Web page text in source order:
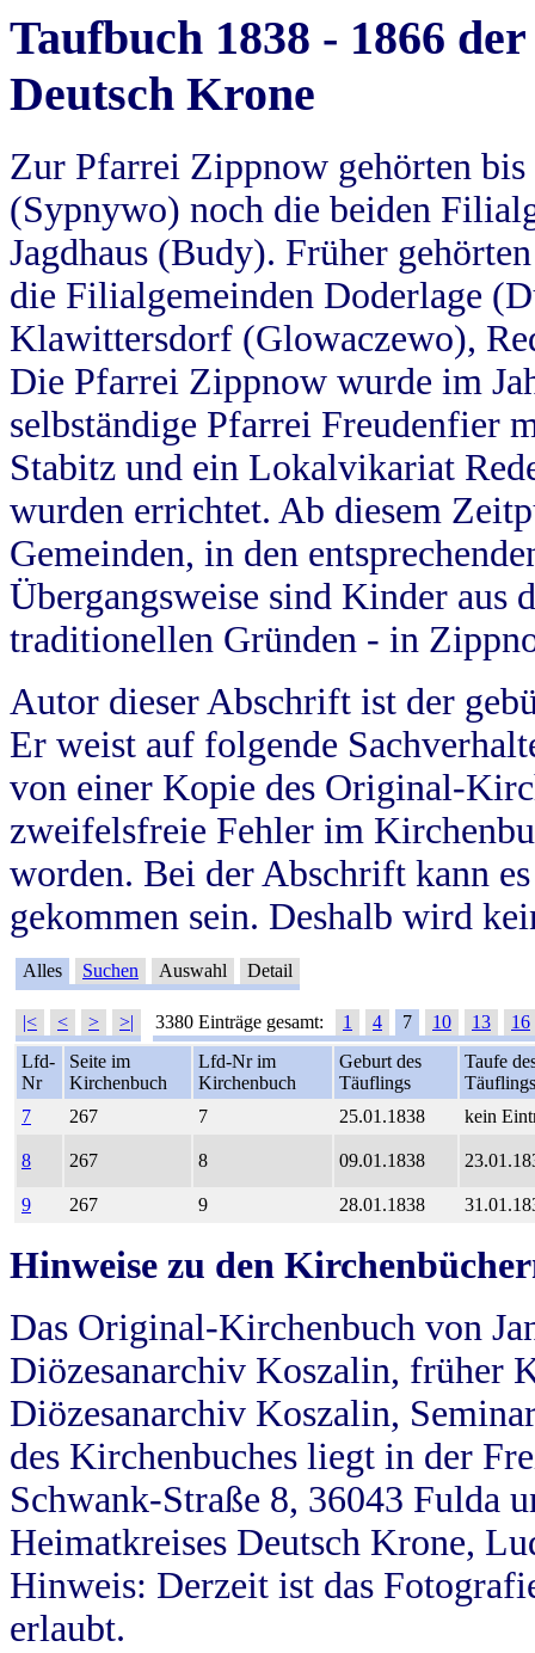
Taufbuch 1838 - 1866
Deutsch Krone
Zur Pfarrei Zippnow gehörten
(Sypnywo) noch die beiden
Jagdhaus (Budy). Früher
die Filialgemeinden Doderlage
Klawittersdorf (Glowaczewo),
Die Pfarrei Zippnow wurde im
selbständige Pfarrei Freudenfier
Stabitz und ein Lokalvikariat
wurden errichtet. Ab diesem
Gemeinden, in den
Übergangsweise sind Kinder aus
traditionellen Gründen - in
Autor dieser Abschrift ist der
Er weist auf folgende
von einer Kopie des Original-
zweifelsfreie Fehler im
worden. Bei der Abschrift kann
gekommen sein. Deshalb wird
Alles Suchen Auswahl Detail
|< < > >| 3380 Einträge gesamt: 1 4 7 10 13
16
Lfd-
Nr
Seite im
Kirchenbuch
Lfd-Nr im
Kirchenbuch
Geburt des
Täuflings
Taufe
Täuflings
7
267 7 25.01.1838 kein
8 267 8 09.01.1838
9 267 9 28.01.1838
Hinweise zu den
Das Original-Kirchenbuch von
Diözesanarchiv Koszalin, früher
Diözesanarchiv Koszalin,
des Kirchenbuches liegt in der
Schwank-Straße 8, 36043 Fulda
Heimatkreises Deutsch Krone,
Hinweis: Derzeit ist das
erlaubt.